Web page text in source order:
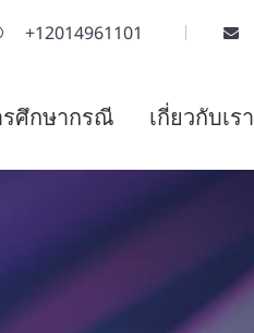
+12014961101
ศึกษากรณี เกี่ยวกับเรา